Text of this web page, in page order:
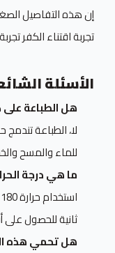
إن هذه التفاصيل
تجربة اقتناء الكفر
الأسئلة
هل الطباعة على كفر ايفون 13
لا، الطباعة
للماء والمسح
ما هي درجة
ثانية للحصول على
هل تحمي هذه